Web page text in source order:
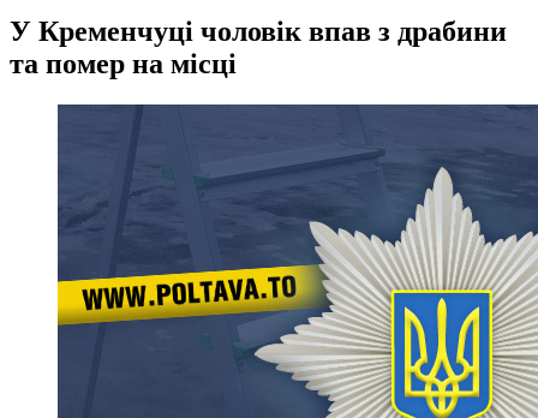
У Кременчуці чоловік впав з драбини
та помер на місці